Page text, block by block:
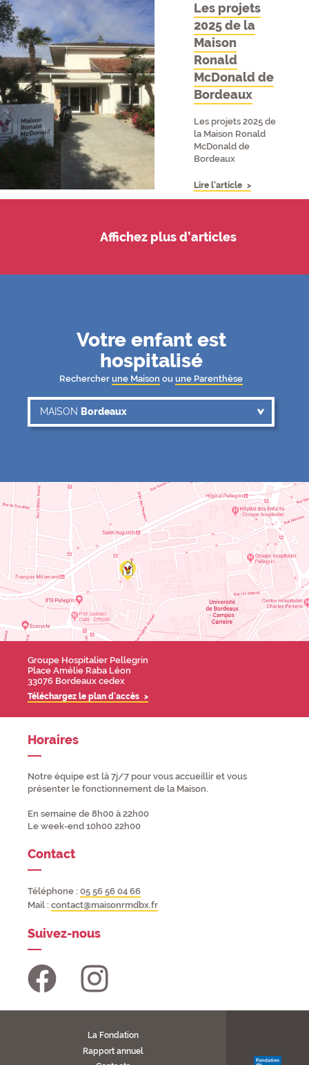
Les projets
2025 de la
Maison
Ronald
McDonald de
Bordeaux
Les projets 2025 de
la Maison Ronald
McDonald de
Bordeaux
Lire l'article
Affichez plus d’articles
Votre enfant est
hospitalisé
Rechercher une Maison ou une Parenthèse
MAISON OU PARENTHÈSE
MAISON Bordeaux
MAISON
Limoges
MAISON
Marseille
MAISON
Nantes
MAISON Paris
MAISONStrasbourg
MAISON
Toulouse
MAISONVillejuif
PARENTHÈSEArras
Adresse
Groupe Hospitalier Pellegrin
Place Amélie Raba Léon
33076 Bordeaux cedex
Téléchargez le plan d'accès
Horaires
Notre équipe est là 7j/7 pour vous accueillir et vous
présenter le fonctionnement de la Maison.
En semaine de 8h00 à 22h00
Le week-end 10h00 22h00
Contact
Téléphone : 05 56 56 04 66
Mail : contact@maisonrmdbx.fr
Suivez-nous
La Fondation
Rapport annuel